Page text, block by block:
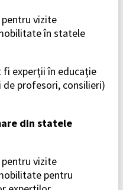
vizite
în statele
experţii în educaţie
profesori, consilieri)
din statele
vizite
pentru